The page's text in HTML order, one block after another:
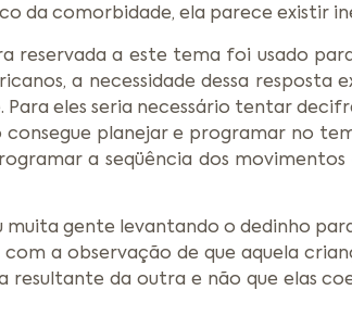
da comorbidade, ela parece existir
reservada a este tema foi usado
a necessidade dessa
Para eles seria necessário tentar
consegue planejar e programar no
a seqüência dos
muita gente levantando o dedinho
a observação de que aquela
resultante da outra e não que elas